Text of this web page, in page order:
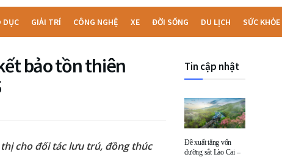
DỤC GIẢI TRÍ CÔNG NGHỆ XE ĐỜI SỐNG DU LỊCH SỨC KHỎE
bảo tồn thiên
cho đối tác lưu trú, đồng thúc
Tin cập nhật
Đề xuất tăng vốn
đường sắt Lào Cai –